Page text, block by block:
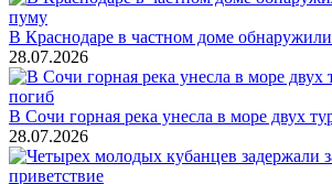
В Краснодаре в частном доме
28.07.2026
В Сочи горная река унесла в море двух
28.07.2026